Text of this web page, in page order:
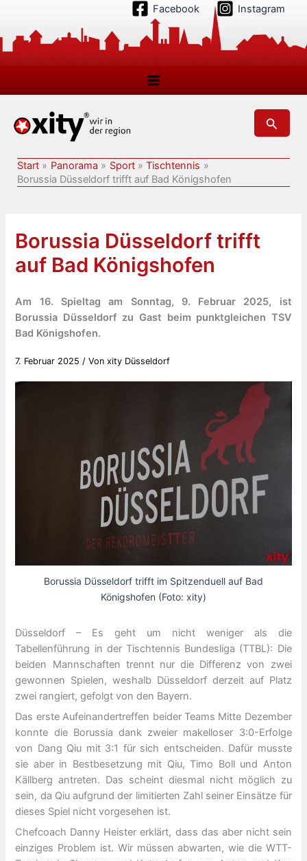
springen
Facebook Instagram
Suchen
Start Panorama Sport
Tischtennis
Borussia Düsseldorf trifft auf Bad Königshofen
Borussia Düsseldorf trifft
auf Bad Königshofen
Am 16. Spieltag am Sonntag, 9. Februar 2025, ist
Borussia Düsseldorf zu Gast beim punktgleichen TSV
Bad Königshofen.
7. Februar 2025 / Vonxity Düsseldorf
Borussia Düsseldorf trifft im Spitzenduell auf Bad
Königshofen (Foto: xity)
Düsseldorf – Es geht um nicht weniger als die
Tabellenführung in der Tischtennis Bundesliga (TTBL): Die
beiden Mannschaften trennt nur die Differenz von zwei
gewonnen Spielen, weshalb Düsseldorf derzeit auf Platz
zwei rangiert, gefolgt von den Bayern.
Das erste Aufeinandertreffen beider Teams Mitte Dezember
konnte die Borussia dank zweier makelloser 3:0-Erfolge
von Dang Qiu mit 3:1 für sich entscheiden. Dafür musste
sie aber in Bestbesetzung mit Qiu, Timo Boll und Anton
Källberg antreten. Das scheint diesmal nicht möglich zu
sein, da Qiu aufgrund der limitierten Zahl seiner Einsätze für
dieses Spiel nicht vorgesehen ist.
Chefcoach Danny Heister erklärt, dass das aber nicht sein
einziges Problem ist. Wir müssen abwarten, wie die WTT-